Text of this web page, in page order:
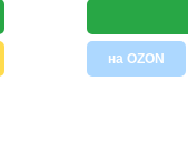
на OZON